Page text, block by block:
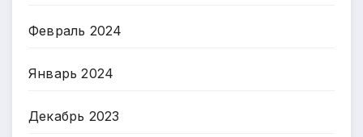
Февраль 2024
Январь 2024
Декабрь 2023